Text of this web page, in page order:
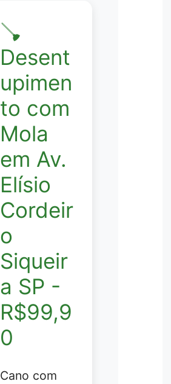
🪠
Desent
upimen
to com
Mola
em Av.
Elísio
Cordeir
o
Siqueir
a SP -
R$99,9
0
Cano com